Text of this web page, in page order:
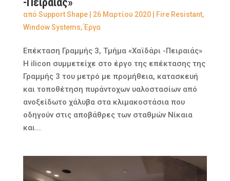
από Support Shape| 26 Μαρτίου 2020| Fire Resistant,
Window Systems,Έργα
Επέκταση Γραμμής 3, Τμήμα «Χαϊδάρι -Πειραιάς»
Η ilicon συμμετείχε στο έργο της επέκτασης της
Γραμμής 3 του μετρό με προμήθεια, κατασκευή
και τοποθέτηση πυράντοχων υαλοστασίων από
ανοξείδωτο χάλυβα στα κλιμακοστάσια που
οδηγούν στις αποβάθρες των σταθμών Νίκαια
και...